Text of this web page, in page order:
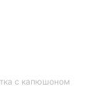
с капюшоном